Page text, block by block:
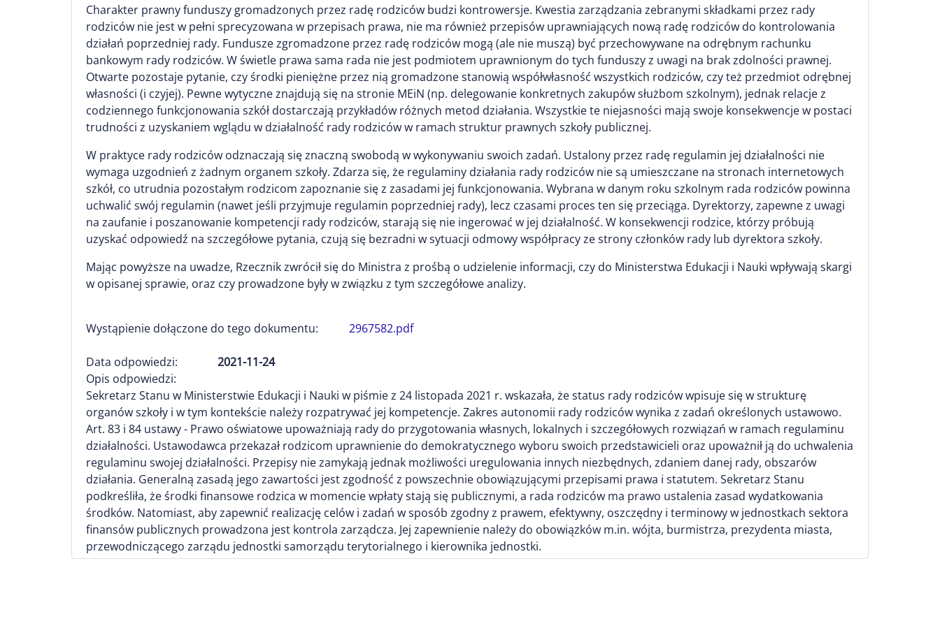
Charakter prawny funduszy gromadzonych przez radę rodziców budzi kontrowersje. Kwestia zarządzania zebranymi składkami przez rady
rodziców nie jest w pełni sprecyzowana w przepisach prawa, nie ma również przepisów uprawniających nową radę rodziców do kontrolowania
działań poprzedniej rady. Fundusze zgromadzone przez radę rodziców mogą (ale nie muszą) być przechowywane na odrębnym rachunku
bankowym rady rodziców. W świetle prawa sama rada nie jest podmiotem uprawnionym do tych funduszy z uwagi na brak zdolności prawnej.
Otwarte pozostaje pytanie, czy środki pieniężne przez nią gromadzone stanowią współwłasność wszystkich rodziców, czy też przedmiot odrębnej
własności (i czyjej). Pewne wytyczne znajdują się na stronie MEiN (np. delegowanie konkretnych zakupów służbom szkolnym), jednak relacje z
codziennego funkcjonowania szkół dostarczają przykładów różnych metod działania. Wszystkie te niejasności mają swoje konsekwencje w postaci
trudności z uzyskaniem wglądu w działalność rady rodziców w ramach struktur prawnych szkoły publicznej.
W praktyce rady rodziców odznaczają się znaczną swobodą w wykonywaniu swoich zadań. Ustalony przez radę regulamin jej działalności nie
wymaga uzgodnień z żadnym organem szkoły. Zdarza się, że regulaminy działania rady rodziców nie są umieszczane na stronach internetowych
szkół, co utrudnia pozostałym rodzicom zapoznanie się z zasadami jej funkcjonowania. Wybrana w danym roku szkolnym rada rodziców powinna
uchwalić swój regulamin (nawet jeśli przyjmuje regulamin poprzedniej rady), lecz czasami proces ten się przeciąga. Dyrektorzy, zapewne z uwagi
na zaufanie i poszanowanie kompetencji rady rodziców, starają się nie ingerować w jej działalność. W konsekwencji rodzice, którzy próbują
uzyskać odpowiedź na szczegółowe pytania, czują się bezradni w sytuacji odmowy współpracy ze strony członków rady lub dyrektora szkoły.
Mając powyższe na uwadze, Rzecznik zwrócił się do Ministra z prośbą o udzielenie informacji, czy do Ministerstwa Edukacji i Nauki wpływają skargi
w opisanej sprawie, oraz czy prowadzone były w związku z tym szczegółowe analizy.
Wystąpienie dołączone do tego dokumentu: 2967582.pdf
Data odpowiedzi:
2021-11-24
Opis odpowiedzi:
Sekretarz Stanu w Ministerstwie Edukacji i Nauki w piśmie z 24 listopada 2021 r. wskazała, że status rady rodziców wpisuje się w strukturę
organów szkoły i w tym kontekście należy rozpatrywać jej kompetencje. Zakres autonomii rady rodziców wynika z zadań określonych ustawowo.
Art. 83 i 84 ustawy - Prawo oświatowe upoważniają rady do przygotowania własnych, lokalnych i szczegółowych rozwiązań w ramach regulaminu
działalności. Ustawodawca przekazał rodzicom uprawnienie do demokratycznego wyboru swoich przedstawicieli oraz upoważnił ją do uchwalenia
regulaminu swojej działalności. Przepisy nie zamykają jednak możliwości uregulowania innych niezbędnych, zdaniem danej rady, obszarów
działania. Generalną zasadą jego zawartości jest zgodność z powszechnie obowiązującymi przepisami prawa i statutem. Sekretarz Stanu
podkreśliła, że środki finansowe rodzica w momencie wpłaty stają się publicznymi, a rada rodziców ma prawo ustalenia zasad wydatkowania
środków. Natomiast, aby zapewnić realizację celów i zadań w sposób zgodny z prawem, efektywny, oszczędny i terminowy w jednostkach sektora
finansów publicznych prowadzona jest kontrola zarządcza. Jej zapewnienie należy do obowiązków m.in. wójta, burmistrza, prezydenta miasta,
przewodniczącego zarządu jednostki samorządu terytorialnego i kierownika jednostki.